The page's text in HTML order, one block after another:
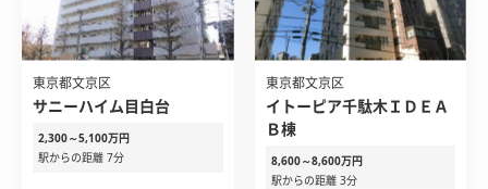
東京都文京区
サニーハイム目白台
2,300～5,100万円
駅からの距離 7分
東京都文京区
イトーピア千駄木ＩＤＥＡ
Ｂ棟
8,600～8,600万円
駅からの距離 3分